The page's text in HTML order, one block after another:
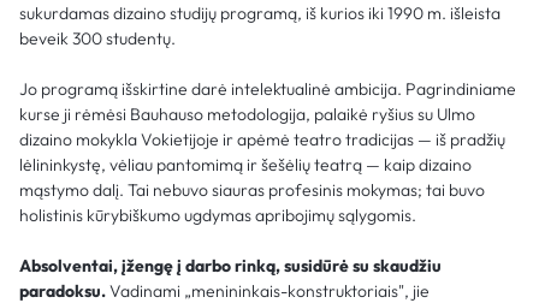
sukurdamas dizaino studijų programą, iš kurios iki 1990 m. išleista
beveik 300 studentų.
Jo programą išskirtine darė intelektualinė ambicija. Pagrindiniame
kurse ji rėmėsi Bauhauso metodologija, palaikė ryšius su Ulmo
dizaino mokykla Vokietijoje ir apėmė teatro tradicijas — iš pradžių
lėlininkystę, vėliau pantomimą ir šešėlių teatrą — kaip dizaino
mąstymo dalį. Tai nebuvo siauras profesinis mokymas; tai buvo
holistinis kūrybiškumo ugdymas apribojimų sąlygomis.
Absolventai, įžengę į darbo rinką, susidūrė su skaudžiu
paradoksu.Vadinami „menininkais-konstruktoriais", jie